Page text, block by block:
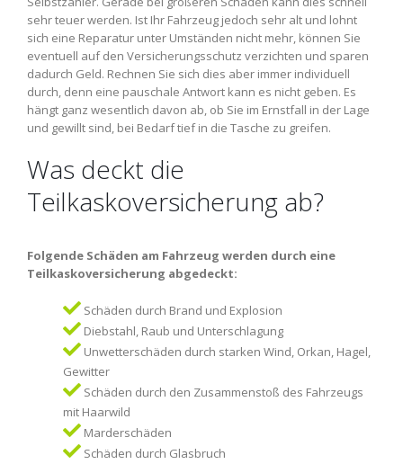
sehr teuer werden. Ist Ihr Fahrzeug jedoch sehr alt und lohnt
sich eine Reparatur unter Umständen nicht mehr, können Sie
eventuell auf den Versicherungsschutz verzichten und sparen
dadurch Geld. Rechnen Sie sich dies aber immer individuell
durch, denn eine pauschale Antwort kann es nicht geben. Es
hängt ganz wesentlich davon ab, ob Sie im Ernstfall in der Lage
und gewillt sind, bei Bedarf tief in die Tasche zu greifen.
Was deckt die
Teilkaskoversicherung ab?
Folgende Schäden am Fahrzeug werden durch eine
Teilkaskoversicherung abgedeckt:
Schäden durch Brand und Explosion
Diebstahl, Raub und Unterschlagung
Unwetterschäden durch starken Wind, Orkan, Hagel,
Gewitter
Schäden durch den Zusammenstoß des Fahrzeugs
mit Haarwild
Marderschäden
Schäden durch Glasbruch